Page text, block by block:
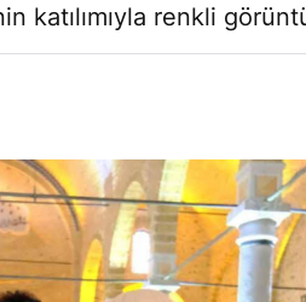
katılımıyla renkli